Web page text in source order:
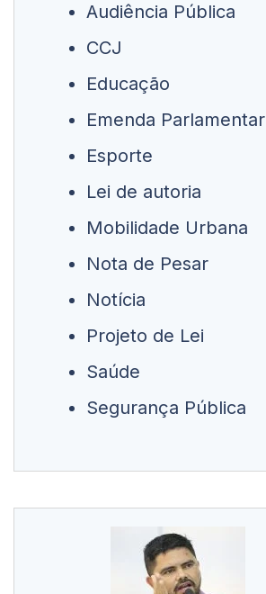
Audiência Pública
CCJ
Educação
Emenda Parlamentar
Esporte
Lei de autoria
Mobilidade Urbana
Nota de Pesar
Notícia
Projeto de Lei
Saúde
Segurança Pública